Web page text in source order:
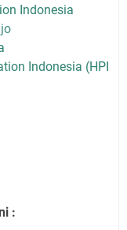
Indonesia
Indonesia (HPI
: